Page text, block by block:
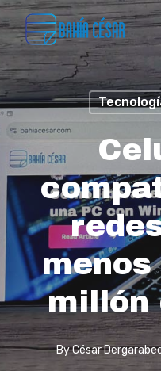
Skip
content
menos
millón
ByCésar